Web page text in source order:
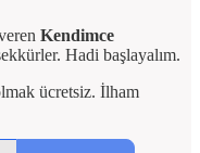
Kendimce
Hadi başlayalım.
ücretsiz. İlham